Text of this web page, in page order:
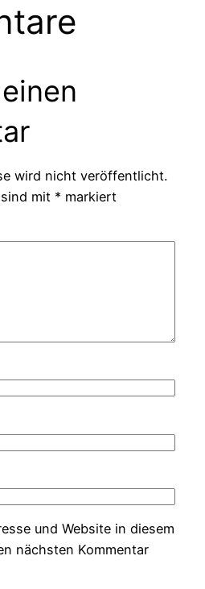
wird nicht veröffentlicht.
mit * markiert
und Website in diesem
nächsten Kommentar